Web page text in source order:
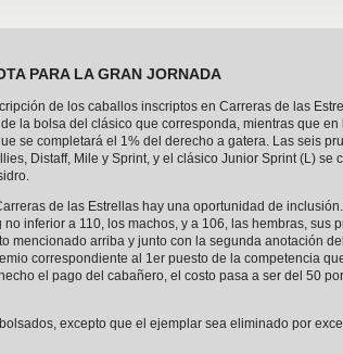
PARA LA GRAN JORNADA
de los caballos inscriptos en Carreras de las
la bolsa del clásico que corresponda, mientras que en
se completará el 1% del derecho a gatera. Las seis
Distaff, Mile y Sprint, y el clásico Junior Sprint (L) se
de las Estrellas hay una oportunidad de
inferior a 110, los machos, y a 106, las hembras, sus
mencionado arriba y junto con la segunda anotación
correspondiente al 1er puesto de la competencia
el pago del cabañero, el costo pasa a ser del 50
excepto que el ejemplar sea eliminado por